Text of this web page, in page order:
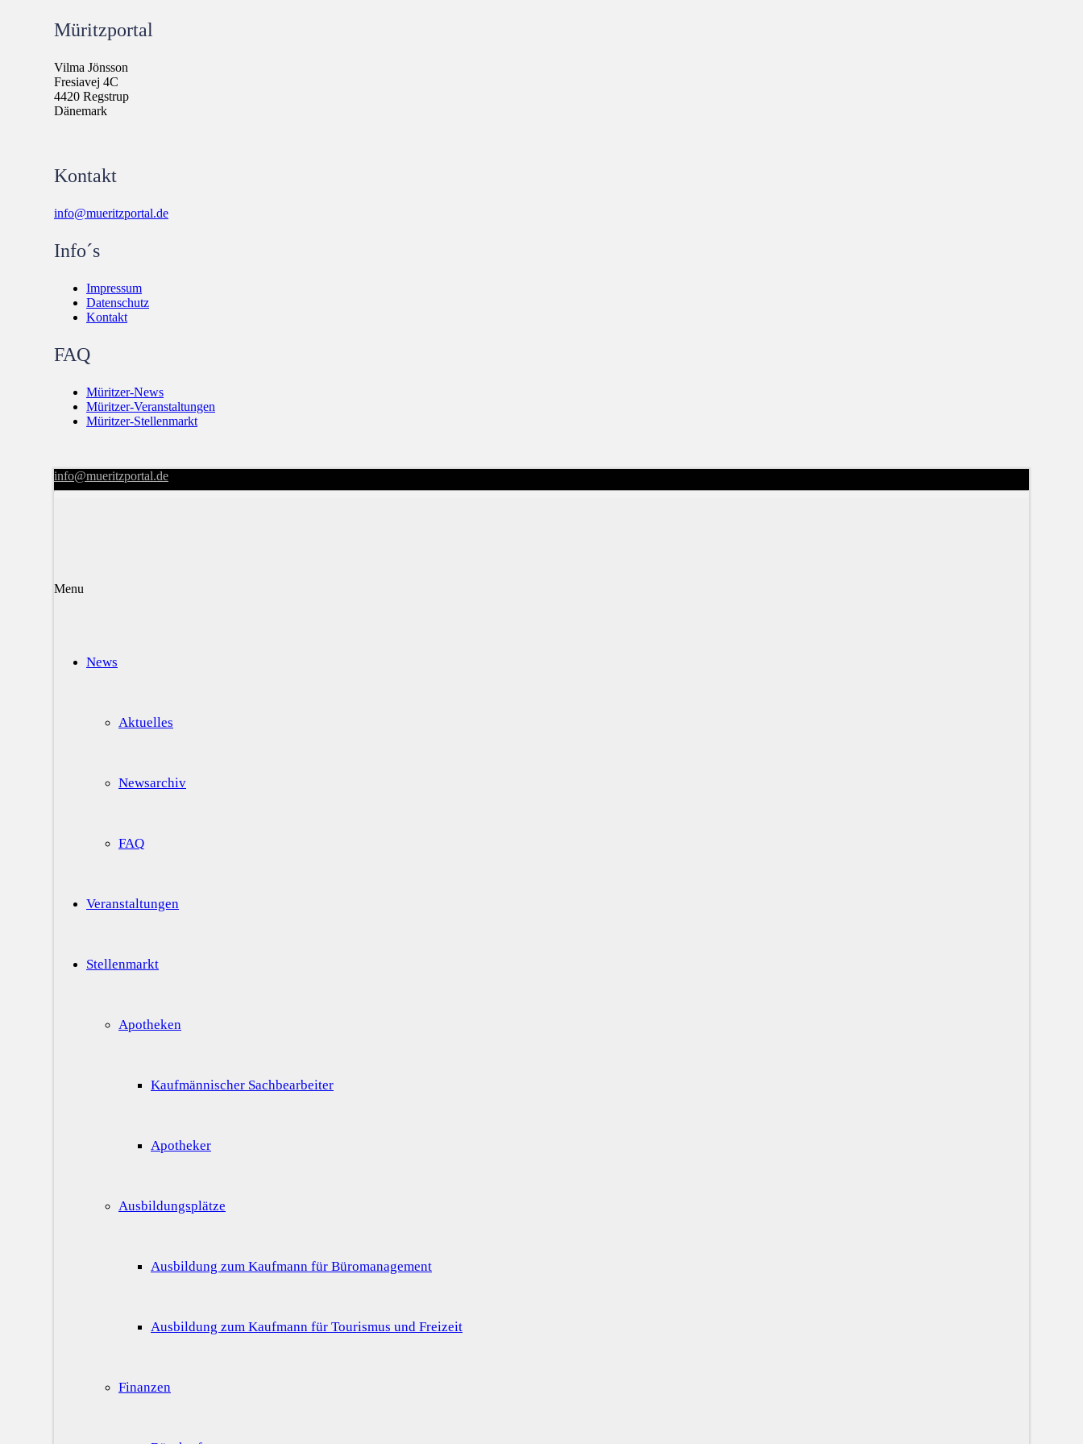
Müritzportal
Vilma Jönsson
Fresiavej 4C
4420 Regstrup
Dänemark
Kontakt
info@mueritzportal.de
Info´s
Impressum
Datenschutz
Kontakt
FAQ
Müritzer-News
Müritzer-Veranstaltungen
Müritzer-Stellenmarkt
info@mueritzportal.de
Menu
News
Aktuelles
Newsarchiv
FAQ
Veranstaltungen
Stellenmarkt
Apotheken
Kaufmännischer Sachbearbeiter
Apotheker
Ausbildungsplätze
Ausbildung zum Kaufmann für Büromanagement
Ausbildung zum Kaufmann für Tourismus und Freizeit
Finanzen